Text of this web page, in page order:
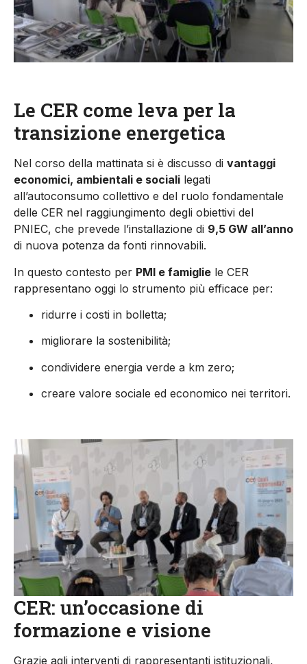
Le CER come leva per la
transizione energetica
Nel corso della mattinata si è discusso di vantaggi
economici, ambientali e sociali legati
all’autoconsumo collettivo e del ruolo fondamentale
delle CER nel raggiungimento degli obiettivi del
PNIEC, che prevede l’installazione di 9,5 GW all’anno
di nuova potenza da fonti rinnovabili.
In questo contesto per PMI e famiglie le CER
rappresentano oggi lo strumento più efficace per:
ridurre i costi in bolletta;
migliorare la sostenibilità;
condividere energia verde a km zero;
creare valore sociale ed economico nei territori.
CER: un’occasione di
formazione e visione
Grazie agli interventi di rappresentanti istituzionali,